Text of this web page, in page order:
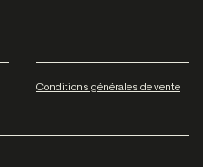
Conditions générales de vente